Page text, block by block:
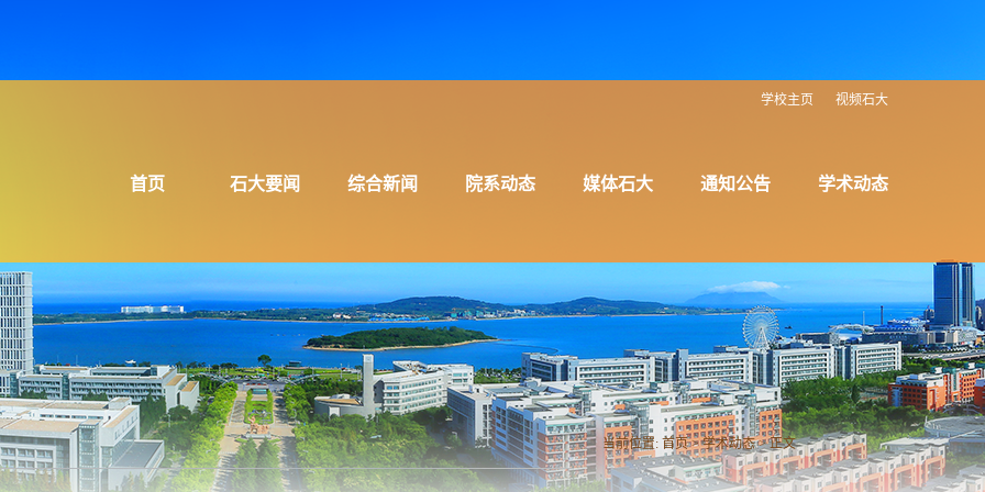
学校主页 视频石大
首页 石大要闻 综合新闻 院系动态 媒体石大 通知公告 学术动态
当前位置: 首页>学术动态> 正文